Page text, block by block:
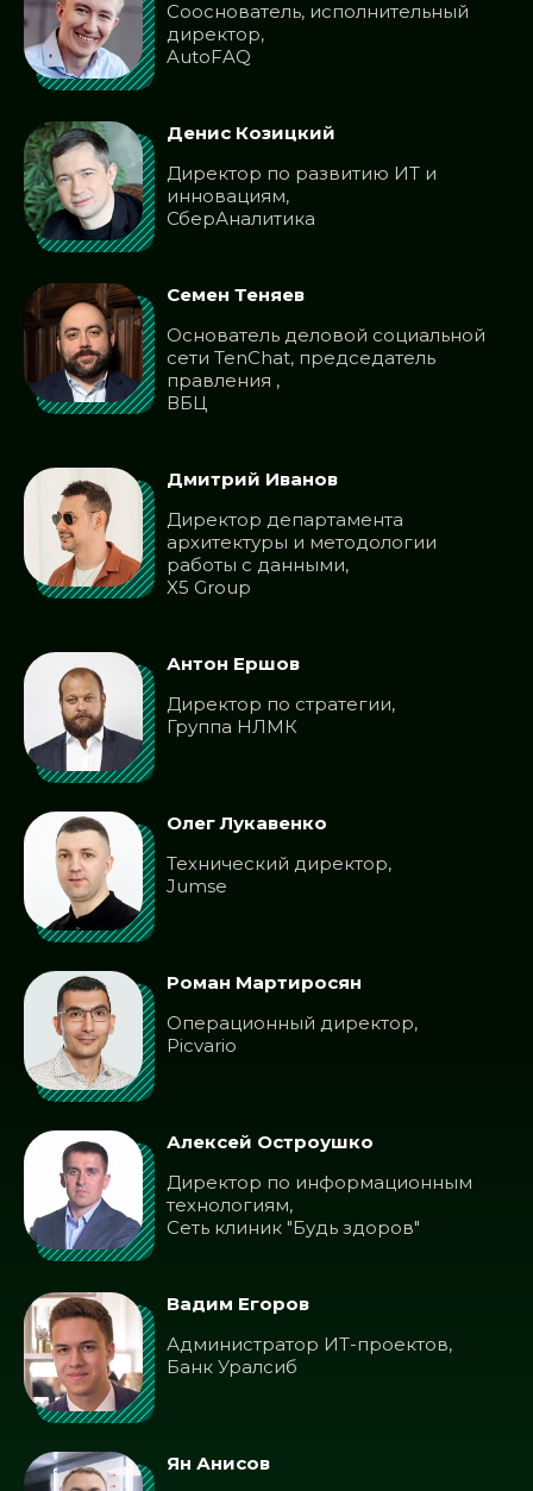
Сооснователь, исполнительный
директор,
AutoFAQ
Денис Козицкий
Директор по развитию ИТ и
инновациям,
СберАналитика
Семен Теняев
Основатель деловой социальной
сети TenChat, председатель
правления ,
ВБЦ
Дмитрий Иванов
Директор департамента
архитектуры и методологии
работы с данными,
X5 Group
Антон Ершов
Директор по стратегии,
Группа НЛМК
Олег Лукавенко
Технический директор,
Jumse
Роман Мартиросян
Операционный директор,
Picvario
Алексей Остроушко
Директор по информационным
технологиям,
Сеть клиник "Будь здоров"
Вадим Егоров
Администратор ИТ-проектов,
Банк Уралсиб
Ян Анисов